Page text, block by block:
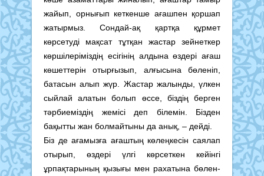
жайып, орнығып кеткенше ағашпен қоршап
жатырмыз. Сондай-ақ қартқа құрмет
көрсетуді мақсат тұтқан жас­тар зейнеткер
көршілеріміздің есігінің алдына өздері ағаш
көшеттерін отырғызып, алғысына бөленіп,
батасын алып жүр. Жас­тар жалынды, үлкен
сыйлай алатын болып өссе, біздің берген
тәрбиеміздің жемісі деп білемін. Бізден
бақытты жан болмайтыны да анық, – дейді.
Біз де ағамызға ағаштың көлеңкесін сая­лап
отырып, өздері үлгі көрсеткен кейінгі
ұрпақтарының қызығы мен рахатына бөлен­